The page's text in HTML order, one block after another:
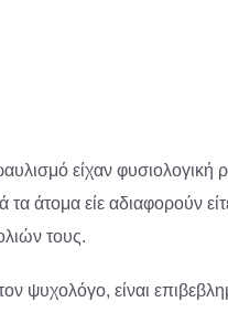
είχαν
άτομα είε αδιαφορούν
τους.
ψυχολόγο, είναι